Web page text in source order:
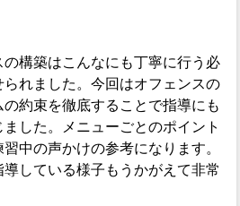
構築はこんなにも丁寧に行う必
れました。今回はオフェンスの
約束を徹底することで指導にも
した。メニューごとのポイント
中の声かけの参考になります。
している様子もうかがえて非常